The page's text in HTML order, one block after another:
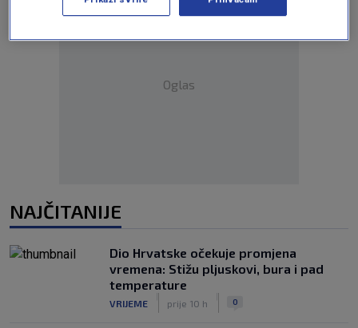
Oglas
NAJČITANIJE
Dio Hrvatske očekuje promjena
vremena: Stižu pljuskovi, bura i pad
temperature
VRIJEME prije 10 h 0